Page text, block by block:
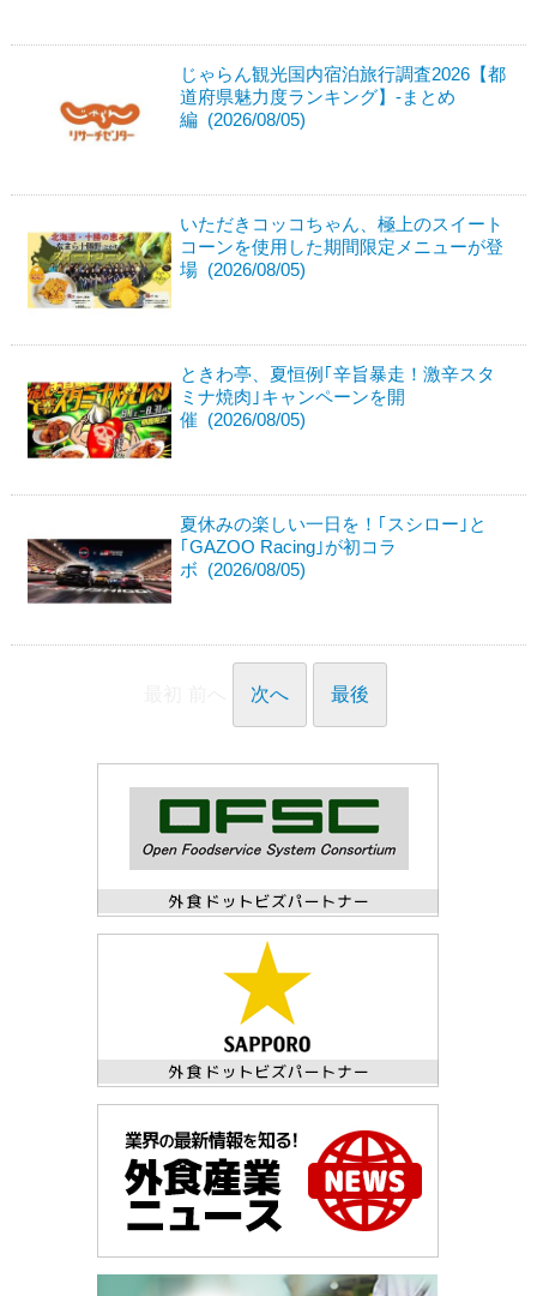
じゃらん観光国内宿泊旅行調査2026【都
道府県魅力度ランキング】-まとめ
編 (2026/08/05)
いただきコッコちゃん、極上のスイート
コーンを使用した期間限定メニューが登
場 (2026/08/05)
ときわ亭、夏恒例｢辛旨暴走！激辛スタ
ミナ焼肉｣キャンペーンを開
催 (2026/08/05)
夏休みの楽しい一日を！｢スシロー｣と
｢GAZOO Racing｣が初コラ
ボ (2026/08/05)
次へ 最後